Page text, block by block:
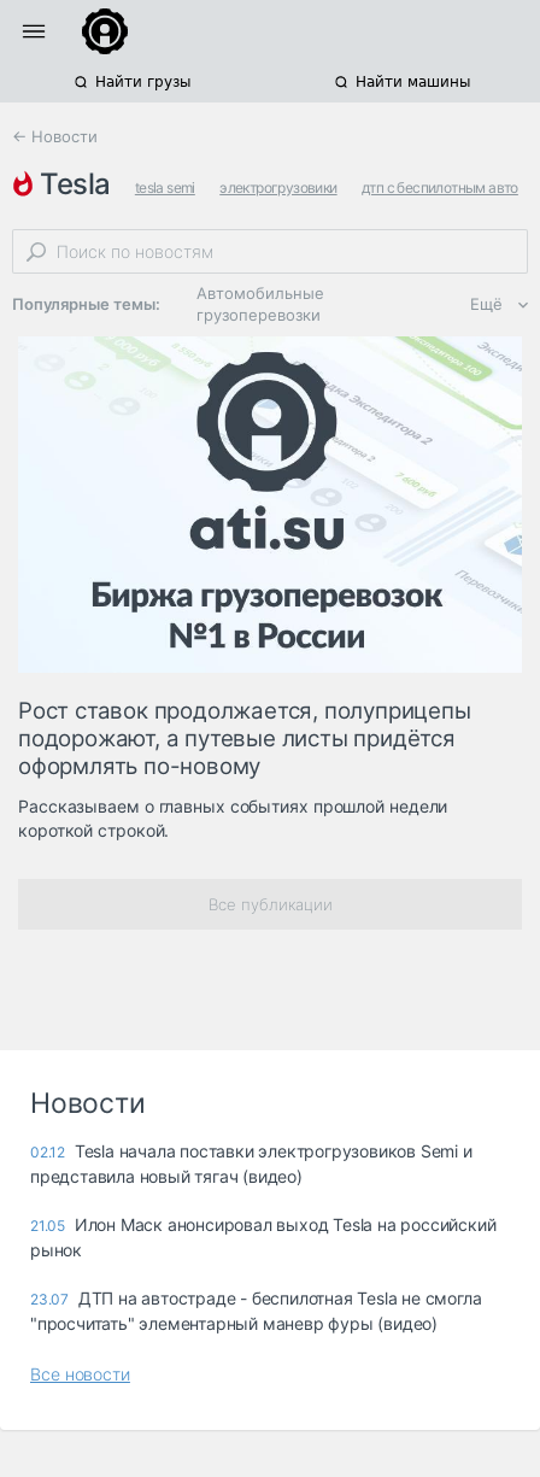
Найти грузы Найти машины
← Новости
tesla tesla semi электрогрузовики дтп с беспилотным авто
Популярные темы:
Автомобильные
грузоперевозки
Региональная
логистика
ЭДО, ИТ в
логистике
Дороги,
инфраструктура
Логистика, грузы
Негабаритные и
опасные грузы
Безопасность и
Таможня и ВЭД
Склады и
терминалы
Спецтехника
Ещё
Рост ставок продолжается, полуприцепы
подорожают, а путевые листы придётся
оформлять по-новому
Рассказываем о главных событиях прошлой недели
короткой строкой.
Все публикации
Новости
02.12 Tesla начала поставки электрогрузовиков Semi и
представила новый тягач (видео)
21.05 Илон Маск анонсировал выход Tesla на российский
рынок
23.07
ДТП на автостраде - беспилотная Tesla не смогла
"просчитать" элементарный маневр фуры (видео)
Все новости